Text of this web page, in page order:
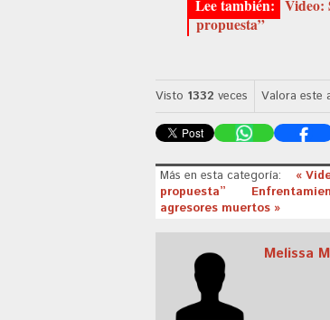
Video:
propuesta”
Visto 1332 veces Valora este
Más en esta categoría:
«
propuesta”
agresores muertos »
Melissa